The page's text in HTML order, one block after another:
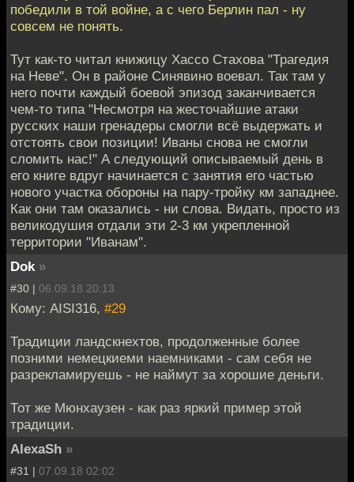
победили в той войне, а с чего Берлин пал - ну
совсем не понять.
Тут как-то читал книжицу Хассо Стахова "Трагедия
на Неве". Он в районе Синявино воевал. Так там у
него почти каждый боевой эпизод заканчивается
чем-то типа "Несмотря на жесточайшие атаки
русских наши гренадеры смогли всё выдержать и
отстоять свои позиции! Иваны снова не смогли
сломить нас!" А следующий описываемый день в
его книге вдруг начинается с занятия его частью
нового участка обороны на пару-тройку км западнее.
Как они там оказались - ни слова. Видать, просто из
великодушия отдали эти 2-3 км укрепленной
территории "Иванам".
Dok »
#30 | 06.09.18 20:13
Кому: AISI316, #29
Традиции ландскнехтов, продолженные более
позними немецкиеми наемниками - сам себя не
разрекламируешь - не наймут за хорошие деньги.
Тот же Мюнхаузен - как раз яркий пример этой
традиции.
AlexaSh »
#31 | 07.09.18 02:02